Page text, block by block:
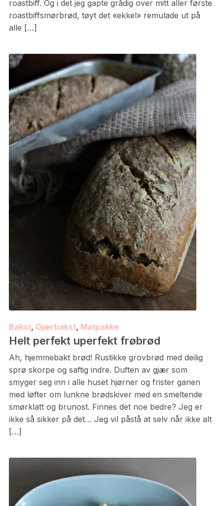
roastbiff. Og i det jeg gapte grådig over mitt aller første
roastbiffsmørbrød, tøyt det «ekkel» remulade ut på
alle […]
Bakst, Gjærbakst, Matpakke
Helt perfekt uperfekt frøbrød
Ah, hjemmebakt brød! Rustikke grovbrød med deilig
sprø skorpe og saftig indre. Duften av gjær som
smyger seg inn i alle huset hjørner og frister ganen
med løfter om lunkne brødskiver med en smeltende
smørklatt og brunost. Finnes det noe bedre? Jeg er
ikke så sikker på det… Jeg vil påstå at selv når ikke alt
[…]